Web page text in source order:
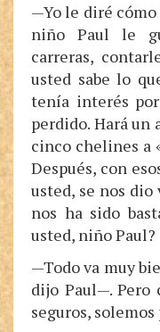
—Yo le diré
niño Paul le
carreras,
usted sabe lo
tenía interés
perdido. Hará un
cinco chelines a
Después, con
usted, se nos
nos ha sido
usted, niño Paul?
—Todo va muy
dijo Paul—. Pero
seguros, solemos